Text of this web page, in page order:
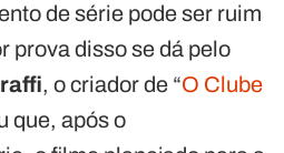
de série pode ser ruim
prova disso se dá pelo
, o criador de “O Clube
que, após o